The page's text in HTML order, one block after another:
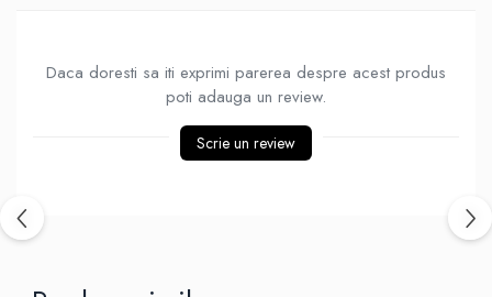
Seturi Sah
Step 1
Daca doresti sa iti exprimi parerea despre acest produs
poti adauga un review.
Scrie un review